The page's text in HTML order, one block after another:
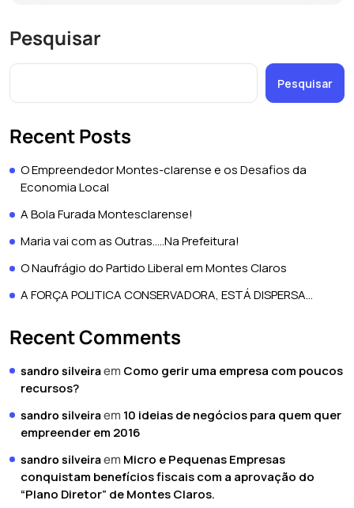
Pesquisar
Pesquisar
Recent Posts
O Empreendedor Montes-clarense e os Desafios da
Economia Local
A Bola Furada Montesclarense!
Maria vai com as Outras…..Na Prefeitura!
O Naufrágio do Partido Liberal em Montes Claros
A FORÇA POLITICA CONSERVADORA, ESTÁ DISPERSA…
Recent Comments
sandro silveiraem Como gerir uma empresa com poucos
recursos?
sandro silveiraem 10 ideias de negócios para quem quer
empreender em 2016
sandro silveiraem Micro e Pequenas Empresas
conquistam benefícios fiscais com a aprovação do
“Plano Diretor” de Montes Claros.